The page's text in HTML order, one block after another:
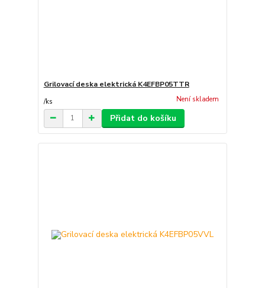
Grilovací deska elektrická K4EFBP05TTR
/ks Není skladem
Přidat do košíku